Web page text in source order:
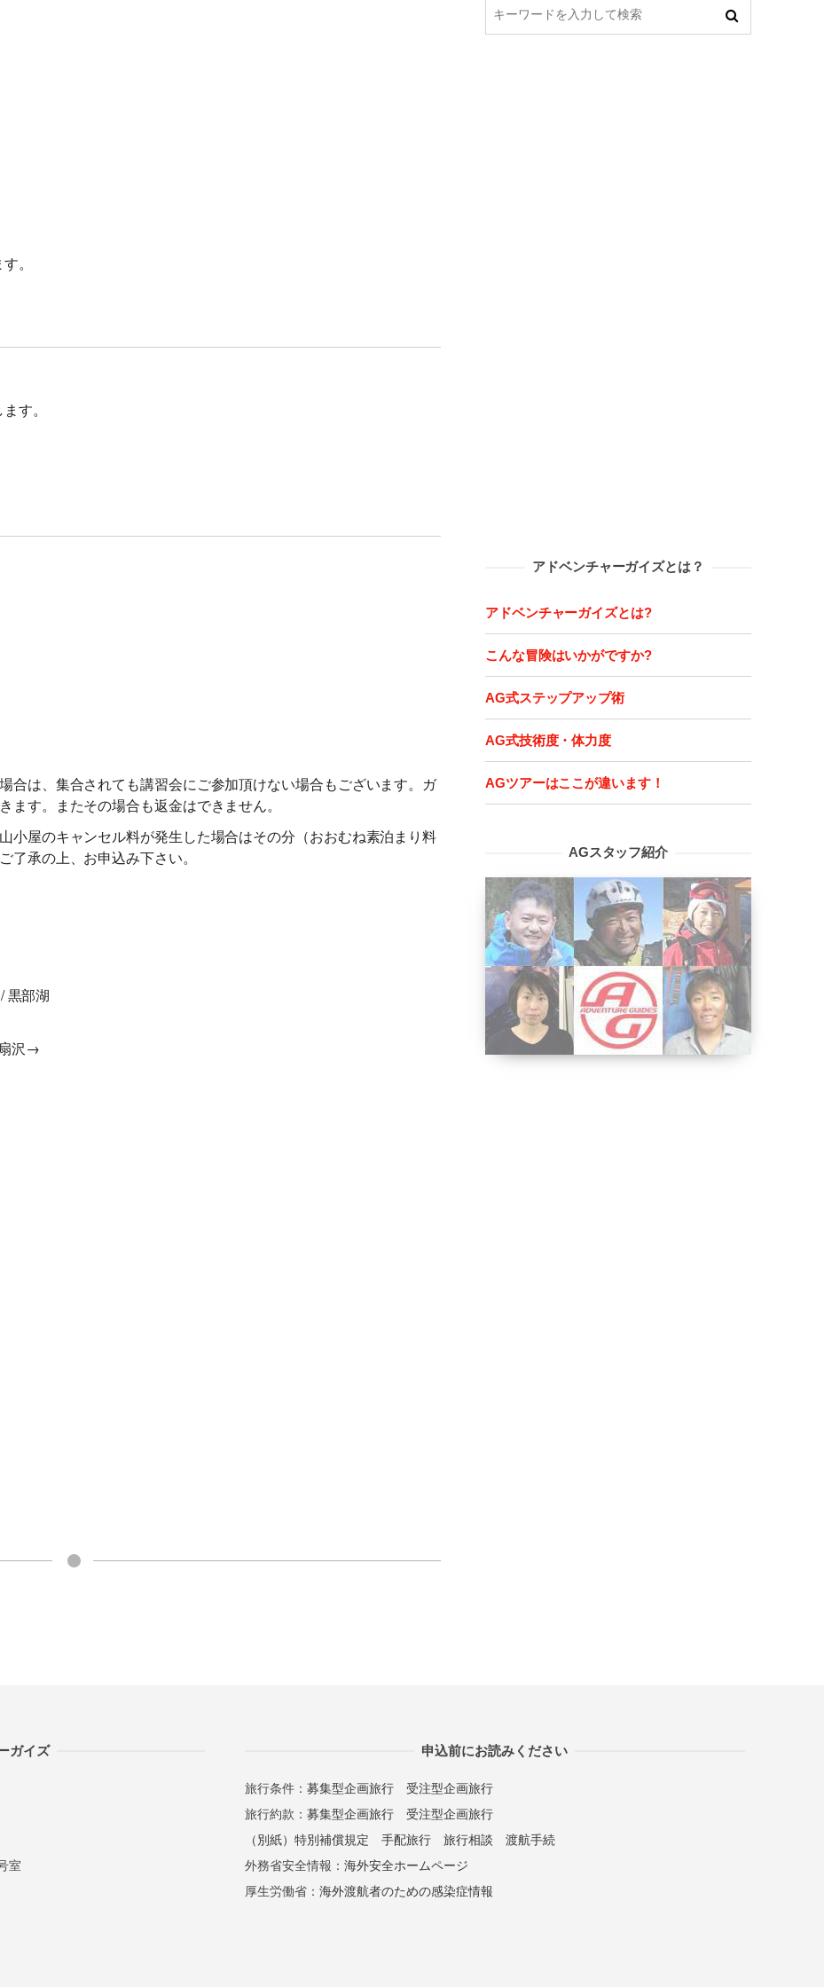
。
す。
合は、集合されても講習会にご参加頂けない場合もございます。ガ
す。またその場合も返金はできません。
小屋のキャンセル料が発生した場合はその分（おおむね素泊まり料
承の上、お申込み下さい。
部湖
沢→
前日 講習費の40% 講習費の40%
当日 講習費の50% 講習費の50%
無連絡不参加
さい。 総合旅行業務取扱管理者 近藤謙司
アドベンチャーガイズとは？
アドベンチャーガイズとは?
こんな冒険はいかがですか?
AG式ステップアップ術
AG式技術度・体力度
AGツアーはここが違います！
AGスタッフ紹介
ガイズ
室
申込前にお読みください
旅行条件： 募集型企画旅行
受注型企画旅行
旅行約款： 募集型企画旅行
受注型企画旅行
（別紙）特別補償規定
手配旅行 旅行相談
渡航手続
外務省安全情報： 海外安全ホームページ
厚生労働省： 海外渡航者のための感染症情報